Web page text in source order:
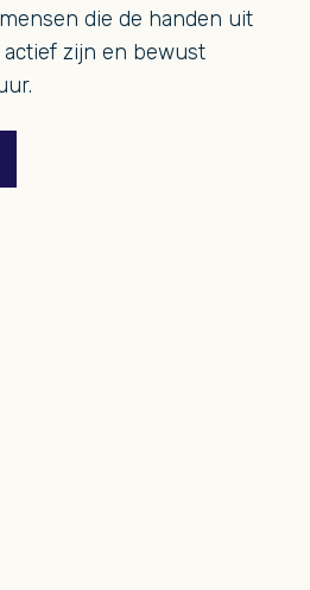
die de handen uit
zijn en bewust